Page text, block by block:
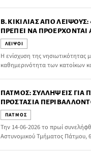
Β. ΚΙΚΊΛΙΑΣ ΑΠΌ ΛΕΙΨΟΎΣ:
ΠΡΈΠΕΙ ΝΑ
ΓΝΩΡΊΖΟΥΝ ΒΑΘΙΆ ΤΙΣ
ΛΕΙΨΟΙ
Η ενίσχυση της
καθημερινότητα των κατοίκων
ΠΆΤΜΟΣ: ΣΥΛΛΉΨΕΙΣ ΓΙΑ
ΠΡΟΣΤΑΣΊΑ
ΠΑΤΜΟΣ
Την 14-06-2026 το πρωί
Αστυνομικού Τμήματος Πάτμου,